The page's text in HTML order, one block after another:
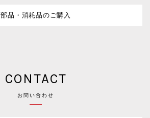
部品・消耗品のご購入
CONTACT
お問い合わせ